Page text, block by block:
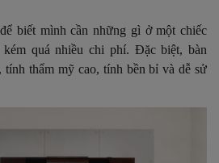
biết mình cần những gì ở một chiếc
quá nhiều chi phí. Đặc biệt, bàn
tính thẩm mỹ cao, tính bền bỉ và dễ sử